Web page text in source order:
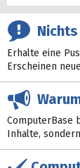
Erhalte eine
Erscheinen
ComputerBase
Inhalte,